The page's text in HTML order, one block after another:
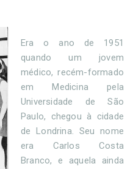
Era o ano de 1951
quando um jovem
médico, recém-formado
em Medicina pela
Universidade de São
Paulo, chegou à cidade
de Londrina. Seu nome
era Carlos Costa
Branco, e aquela ainda